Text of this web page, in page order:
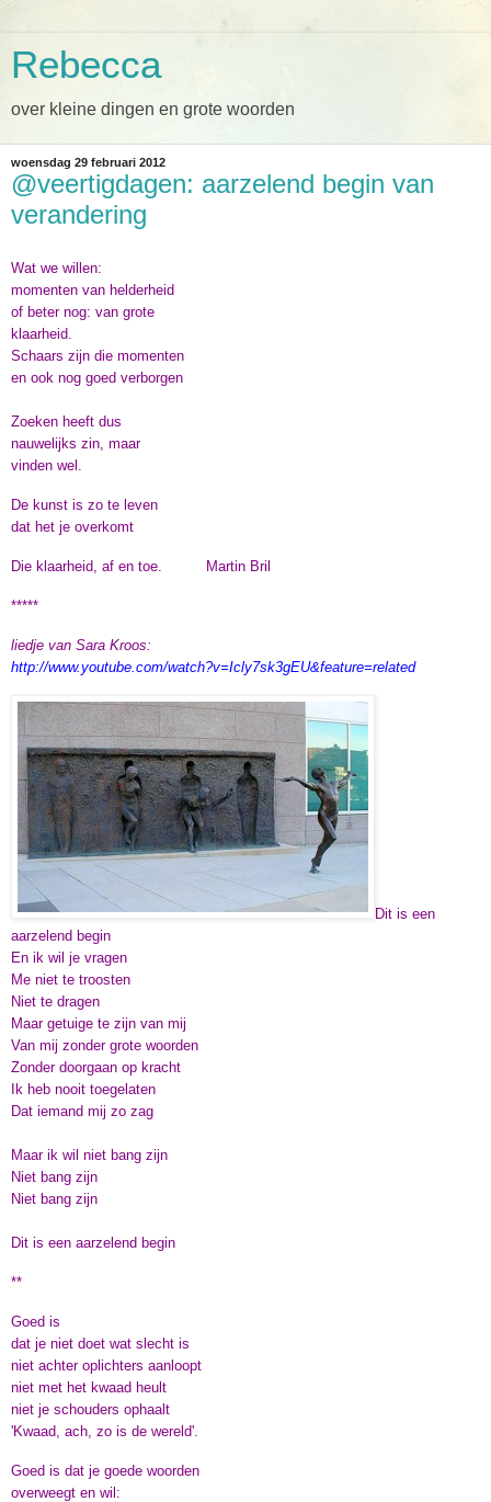
Rebecca
over kleine dingen en grote woorden
woensdag 29 februari 2012
@veertigdagen: aarzelend begin van
verandering
Wat we willen:
momenten van helderheid
of beter nog: van grote
klaarheid.
Schaars zijn die momenten
en ook nog goed verborgen
Zoeken heeft dus
nauwelijks zin, maar
vinden wel.
De kunst is zo te leven
dat het je overkomt
Die klaarheid, af en toe. Martin Bril
*****
liedje van Sara Kroos:
http://www.youtube.com/watch?v=Icly7sk3gEU&feature=related
Dit is een
aarzelend begin
En ik wil je vragen
Me niet te troosten
Niet te dragen
Maar getuige te zijn van mij
Van mij zonder grote woorden
Zonder doorgaan op kracht
Ik heb nooit toegelaten
Dat iemand mij zo zag
Maar ik wil niet bang zijn
Niet bang zijn
Niet bang zijn
Dit is een aarzelend begin
**
Goed is
dat je niet doet wat slecht is
niet achter oplichters aanloopt
niet met het kwaad heult
niet je schouders ophaalt
'Kwaad, ach, zo is de wereld'.
Goed is dat je goede woorden
overweegt en wil: